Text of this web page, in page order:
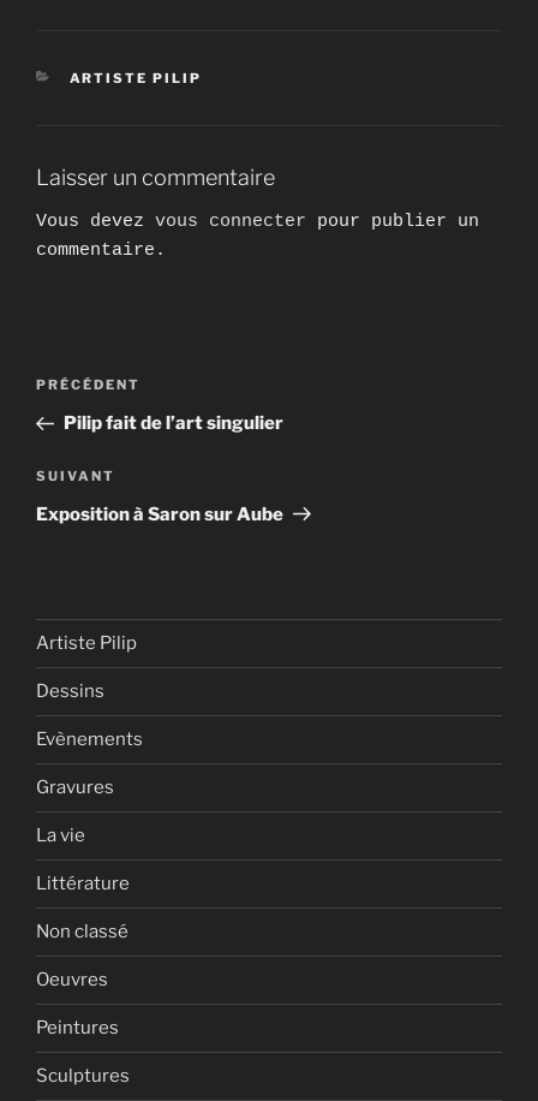
CATÉGORIES
ARTISTE PILIP
Laisser un commentaire
Vous devez vous connecter pour publier un
commentaire.
Navigation
l’article
Article
précédent
PRÉCÉDENT
Pilip fait de l’art singulier
Article
suivant
SUIVANT
Exposition à Saron sur Aube
Artiste Pilip
Dessins
Evènements
Gravures
La vie
Littérature
Non classé
Oeuvres
Peintures
Sculptures